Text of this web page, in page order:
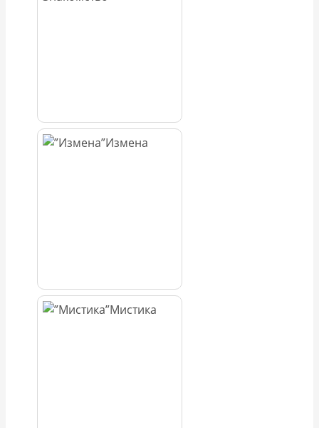
Измена
Мистика